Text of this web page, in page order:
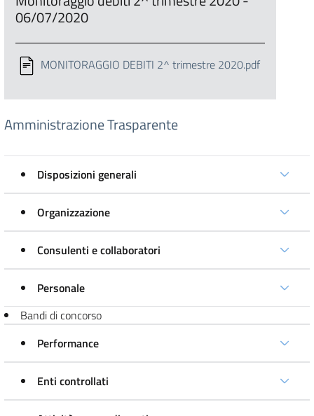
06/07/2020
MONITORAGGIO DEBITI 2^ trimestre 2020.pdf
Amministrazione Trasparente
Disposizioni generali
Organizzazione
Consulenti e collaboratori
Personale
Bandi di concorso
Performance
Enti controllati